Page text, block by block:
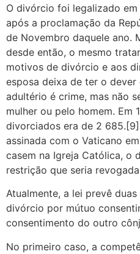
O divórcio foi legalizado em
após a proclamação da
de Novembro daquele ano.
desde então, o mesmo
motivos de divórcio e aos
esposa deixa de ter o
adultério é crime, mas não
mulher ou pelo homem. Em
divorciados era de 2
assinada com o Vaticano
casem na Igreja Católica, o
restrição que seria
Atualmente, a lei prevê
divórcio por mútuo
consentimento do outro
No primeiro caso, a